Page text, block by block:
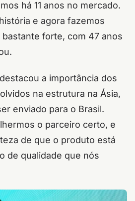
há 11 anos no mercado.
e agora fazemos
forte, com 47 anos
a importância dos
na estrutura na Ásia,
enviado para o Brasil.
o parceiro certo, e
de que o produto está
de qualidade que nós